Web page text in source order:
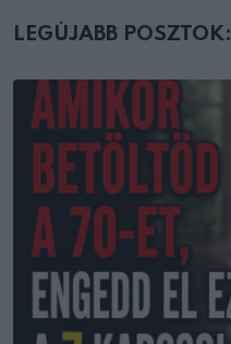
LEGÚJABB POSZTOK: